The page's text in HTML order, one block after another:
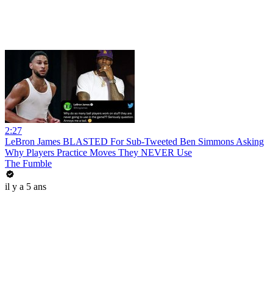
2:27
LeBron James BLASTED For Sub-Tweeted Ben Simmons Asking
Why Players Practice Moves They NEVER Use
The Fumble
il y a 5 ans